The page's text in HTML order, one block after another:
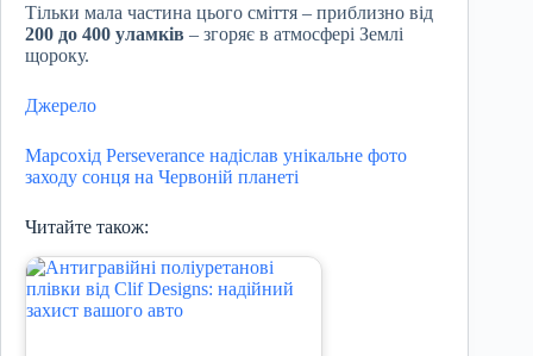
Тільки мала частина цього сміття – приблизно від
200 до 400 уламків – згоряє в атмосфері Землі
щороку.
Джерело
Марсохід Perseverance надіслав унікальне фото
заходу сонця на Червоній планеті
Читайте також: